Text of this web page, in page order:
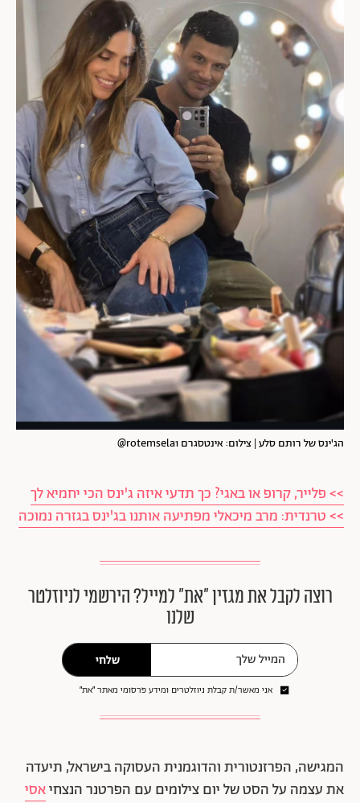
הג'ינס של רותם סלע | צילום: אינטסגרם rotemsela1@
>> פלייר, קרופ או באגי? כך תדעי איזה ג'ינס הכי יחמיא לך
>> טרנדית: מרב מיכאלי מפתיעה אותנו בג'ינס בגזרה נמוכה
רוצה לקבל את מגזין ״את״ למייל? הירשמי לניוזלטר
שלנו
שלחי
אני מאשר/ת קבלת ניוזלטרים ומידע פרסומי מאתר ״את״
המגישה, הפרזנטורית והדוגמנית העסוקה בישראל, תיעדה
את עצמה על הסט של יום צילומים עם הפרטנר הנצחיאסי